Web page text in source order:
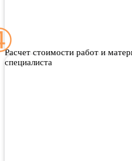
Расчет стоимости работ и
специалиста